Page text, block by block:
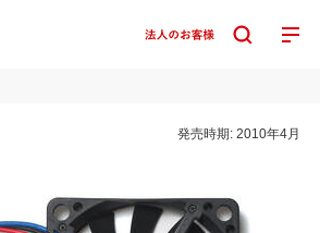
発売時期:2010年4月